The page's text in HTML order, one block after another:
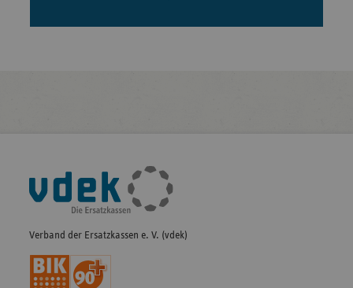
Fußleisten-
Navigation
Verband der Ersatzkassen e. V. (vdek)